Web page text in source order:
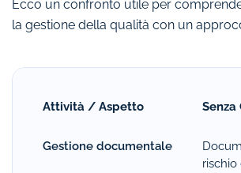
Ecco un confronto utile per
la gestione della qualità con un
Attività / Aspetto Senza
Gestione documentale